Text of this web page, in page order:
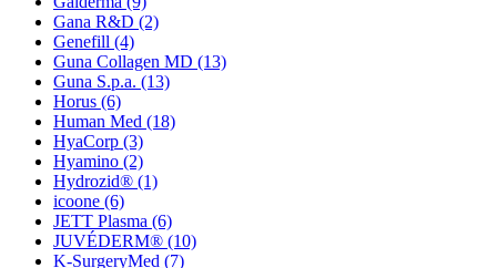
Gana R&D (2)
Genefill (4)
Guna Collagen MD (13)
Guna S.p.a. (13)
Horus (6)
Human Med (18)
HyaCorp (3)
Hyamino (2)
Hydrozid® (1)
icoone (6)
JETT Plasma (6)
JUVÉDERM® (10)
K-SurgeryMed (7)